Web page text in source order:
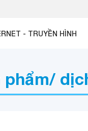
- TRUYỀN HÌNH